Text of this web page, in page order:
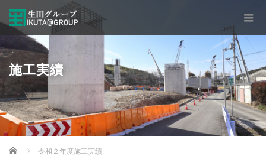
施工実績
Home 令和２年度施工実績